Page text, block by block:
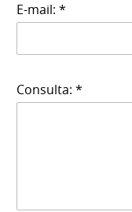
E-mail: *
Consulta: *